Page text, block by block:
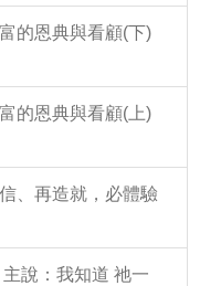
的恩典與看顧(下)
的恩典與看顧(上)
、再造就，必體驗
說：我知道 祂一